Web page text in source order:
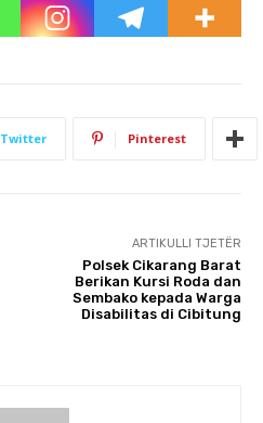
Twitter Pinterest
ARTIKULLI TJETËR
Polsek Cikarang Barat
Berikan Kursi Roda dan
Sembako kepada Warga
Disabilitas di Cibitung